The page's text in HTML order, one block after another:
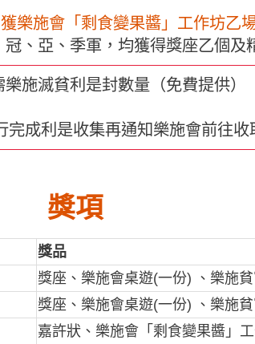
樂施會「剩食變果醬」工作坊乙
冠、亞、季軍，均獲得獎座乙個及
施滅貧利是封數量（免費提供）
完成利是收集再通知樂施會前往收
獎項
獎品
獎座、樂施會桌遊(一份) 、樂施
獎座、樂施會桌遊(一份) 、樂施
嘉許狀、樂施會「剩食變果醬」